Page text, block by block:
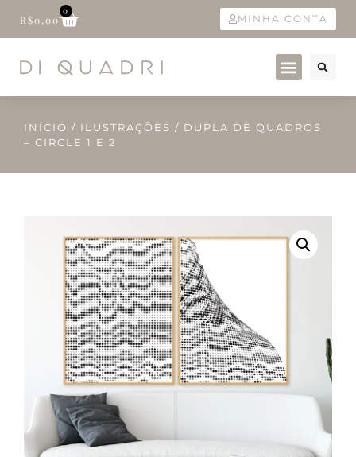
R$0,00
0
MINHA CONTA
INÍCIO / ILUSTRAÇÕES / DUPLA DE QUADROS
– CIRCLE 1 E 2